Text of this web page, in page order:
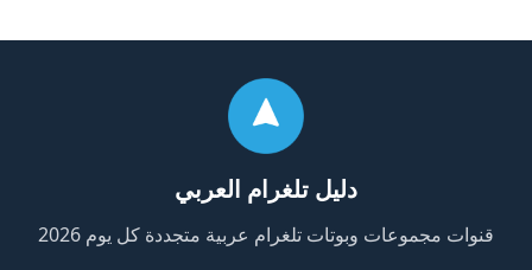
دليل تلغرام العربي
قنوات مجموعات وبوتات تلغرام عربية متجددة كل يوم 2026